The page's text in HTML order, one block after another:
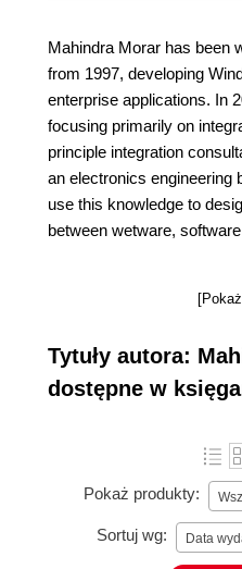
Mahindra Morar has been
from 1997, developing
enterprise applications. In
focusing primarily on
principle integration
an electronics engineering
use this knowledge to
between wetware,
Tytuły autora:
dostępne w
Pokaż produkty:
Sortuj wg: Data